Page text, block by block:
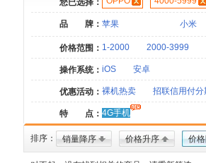
您已选择：
品 牌： 苹果 小米
价格范围： 1-2000 2000-3999
操作系统： iOS 安卓
优惠活动： 裸机热卖 招联信用付分
特 点： 4G手机
排序： 销量降序 价格升序 价